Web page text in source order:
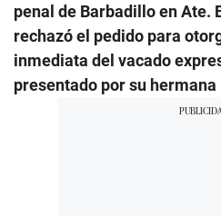
penal de Barbadillo en Ate.
rechazó el pedido para
inmediata del vacado
presentado por su